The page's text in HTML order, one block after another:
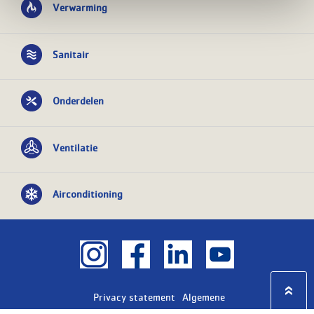
Verwarming
Sanitair
Onderdelen
Ventilatie
Airconditioning
Privacy statement
Algemene